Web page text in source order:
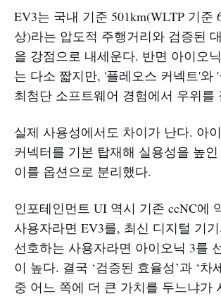
EV3는 국내 기준 501km(WLTP 기준
상)라는 압도적 주행거리와 검증된
을 강점으로 내세운다. 반면 아이오
는 다소 짧지만, '플레오스 커넥트'와
최첨단 소프트웨어 경험에서 우위를
실제 사용성에서도 차이가 난다. 아
커넥터를 기본 탑재해 실용성을 높
이를 옵션으로 분리했다.
인포테인먼트 UI 역시 기존 ccNC에
사용자라면 EV3를, 최신 디지털 기
선호하는 사용자라면 아이오닉 3를
이 높다. 결국 ‘검증된 효율성’과 ‘차
중 어느 쪽에 더 큰 가치를 두느냐가